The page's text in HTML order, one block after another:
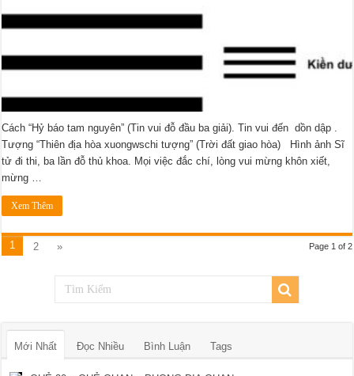
Cách “Hỷ báo tam nguyên” (Tin vui đỗ đầu ba giải). Tin vui đến dồn dập .
Tượng “Thiên địa hòa xuongwschi tượng” (Trời đất giao hòa) Hình ảnh Sĩ
tử đi thi, ba lần đỗ thủ khoa. Mọi việc đắc chí, lòng vui mừng khôn xiết,
mừng …
Xem Thêm
Page 1 of 2
1 2 »
Mới Nhất Đọc Nhiều Bình Luận Tags